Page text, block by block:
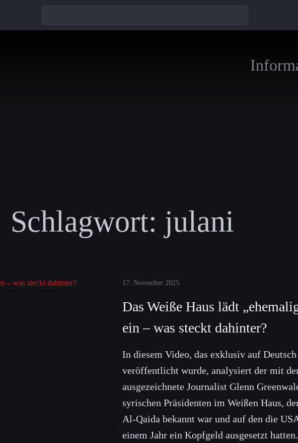
Schlagwort: julani
17. November 2025
Das Weiße Haus lädt
ein – was steckt dahinter?
In diesem Video, das exklusiv auf
veröffentlicht wurde, analysiert der mit
ausgezeichnete Journalist Glenn
syrischen Präsidenten im Weißen Haus,
Al-Qaida bekannt war und auf den die
einem Jahr ein Kopfgeld ausgesetzt